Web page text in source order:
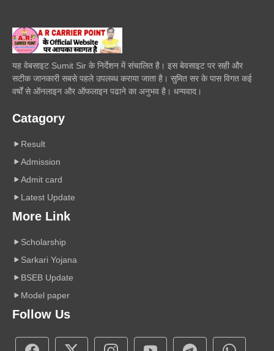
यह वेबसाइट Sumit Sir के निर्देशन में संचालित है। इस बेवसाइट पर सही और
सटीक जानकारी सबसे पहले उपलब्ध कराया जाता है। सुमित सर के पास विगत कई
वर्षों से ऑनलाइन और ऑफलाइन पढाने का अनुभव है। धन्यवाद।
Catagory
Result
Admission
Admit card
Latest Update
More Link
Scholarship
Sarkari Yojana
BSEB Update
Model paper
Follow Us